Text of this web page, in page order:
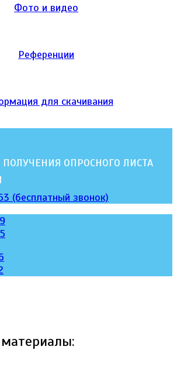
Фото и видео
Референции
для скачивания
ПОЛУЧЕНИЯ ОПРОСНОГО ЛИСТА
звонок)